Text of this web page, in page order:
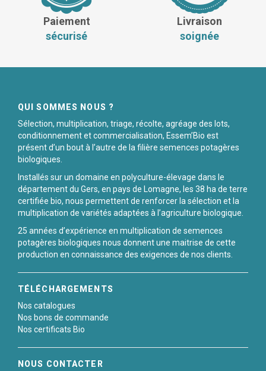
Paiement
sécurisé
Livraison
soignée
QUI SOMMES NOUS ?
Sélection, multiplication, triage, récolte, agréage des lots,
conditionnement et commercialisation, Essem’Bio est
présent d’un bout à l’autre de la filière semences potagères
biologiques.
Installés sur un domaine en polyculture-élevage dans le
département du Gers, en pays de Lomagne, les 38 ha de terre
certifiée bio, nous permettent de renforcer la sélection et la
multiplication de variétés adaptées à l’agriculture biologique.
25 années d’expérience en multiplication de semences
potagères biologiques nous donnent une maitrise de cette
production en connaissance des exigences de nos clients.
TÉLÉCHARGEMENTS
Nos catalogues
Nos bons de commande
Nos certificats Bio
NOUS CONTACTER